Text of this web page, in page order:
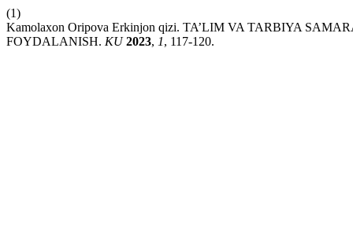
(1)
Kamolaxon Oripova Erkinjon qizi. TA’LIM VA TARBIYA
FOYDALANISH. KU 2023, 1, 117-120.